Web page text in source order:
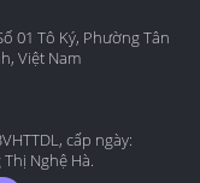
01 Tô Ký, Phường Tân
Việt Nam
cấp ngày:
Nghệ Hà.